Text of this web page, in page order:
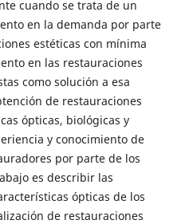
cuando se trata de un
en la demanda por parte
estéticas con mínima
en las restauraciones
como solución a esa
de restauraciones
ópticas, biológicas y
y conocimiento de
por parte de los
es describir las
ópticas de los
de restauraciones